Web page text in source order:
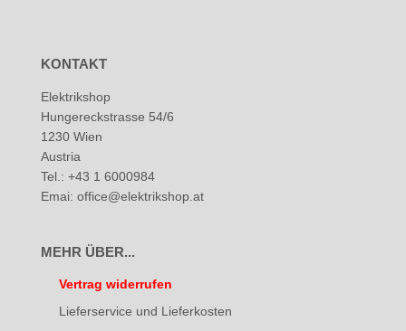
KONTAKT
Elektrikshop
Hungereckstrasse 54/6
1230 Wien
Austria
Tel.: +43 1 6000984
Emai: office@elektrikshop.at
MEHR ÜBER...
Vertrag widerrufen
Lieferservice und Lieferkosten